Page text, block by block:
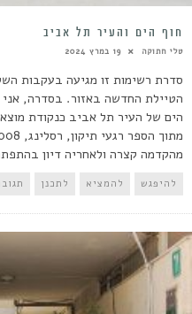
חוף הים והעיר תל אביב
טלי חתוקה 19 במרץ 2024
סדרת רשימות זו מגיעה בעקבות
הטיילת החדשה באזור. בסדרה,
הים של העיר תל אביב כנקודת
מהקדמה קצרה ולאחריה דיון
להיפגש להמציא לתכנן